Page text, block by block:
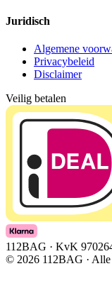
Juridisch
Algemene
Privacybeleid
Disclaimer
Veilig betalen
112BAG · KvK
© 2026 112BAG ·